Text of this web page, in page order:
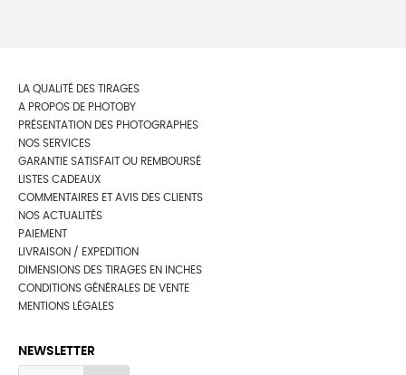
LA QUALITÉ DES TIRAGES
A PROPOS DE PHOTOBY
PRÉSENTATION DES PHOTOGRAPHES
NOS SERVICES
GARANTIE SATISFAIT OU REMBOURSÉ
LISTES CADEAUX
COMMENTAIRES ET AVIS DES CLIENTS
NOS ACTUALITÉS
PAIEMENT
LIVRAISON / EXPEDITION
DIMENSIONS DES TIRAGES EN INCHES
CONDITIONS GÉNÉRALES DE VENTE
MENTIONS LÉGALES
NEWSLETTER